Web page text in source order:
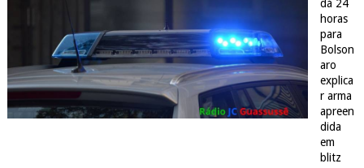
dá 24
horas
para
Bolson
aro
explica
r arma
apreen
dida
em
blitz